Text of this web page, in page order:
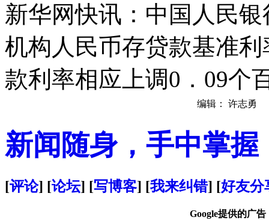
新华网快讯：中国人民
机构人民币存贷款基准
款利率相应上调0．09个
编辑： 许志勇
新闻随身，手中掌握
[评论] [论坛] [写博客] [我来纠错] [好友分
Google提供的广告